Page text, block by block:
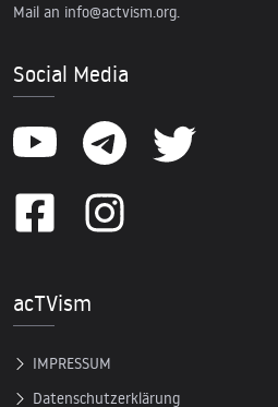
Mail an info@actvism.org.
Social Media
acTVism
IMPRESSUM
Datenschutzerklärung